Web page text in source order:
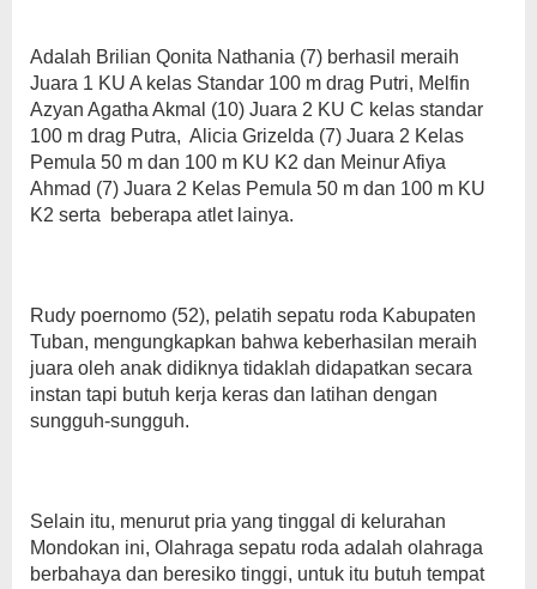
Adalah Brilian Qonita Nathania (7) berhasil meraih
Juara 1 KU A kelas Standar 100 m drag Putri, Melfin
Azyan Agatha Akmal (10) Juara 2 KU C kelas standar
100 m drag Putra, Alicia Grizelda (7) Juara 2 Kelas
Pemula 50 m dan 100 m KU K2 dan Meinur Afiya
Ahmad (7) Juara 2 Kelas Pemula 50 m dan 100 m KU
K2 serta beberapa atlet lainya.
Rudy poernomo (52), pelatih sepatu roda Kabupaten
Tuban, mengungkapkan bahwa keberhasilan meraih
juara oleh anak didiknya tidaklah didapatkan secara
instan tapi butuh kerja keras dan latihan dengan
sungguh-sungguh.
Selain itu, menurut pria yang tinggal di kelurahan
Mondokan ini, Olahraga sepatu roda adalah olahraga
berbahaya dan beresiko tinggi, untuk itu butuh tempat